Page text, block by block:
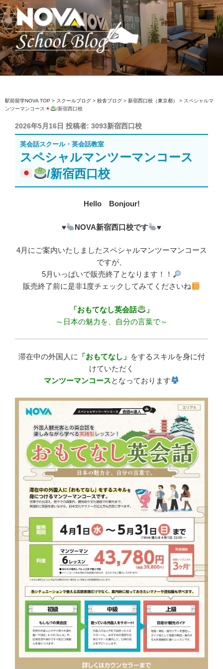
コ
ン
テ
ン
ツ
へ
ス
ッ
プ
駅前留学NOVA【公式】スクールブロ
英会話スクール・英会話教室
駅前留学NOVA TOP > スクールブログ > 校舎ブログ > 新宿西口校（東京都） > スペシャルマ
ンツーマンコース
/新宿西口校
投
稿
日:
2026年5月16日 投稿者: 3093新宿西口校
英会話スクール・英会話教室
スペシャルマンツーマンコース
/新宿西口校
Hello Bonjour!
♥ NOVA新宿西口校です ♥
4月にご案内いたしましたスペシャルマンツーマンコース
ですが、
5月いっぱいで販売終了となります！！
販売終了前に是非1度チェックしてみてくださいね
「おもてなし英会話
」
～日本の魅力を、自分の言葉で～
滞在中の外国人に 「おもてなし」 をするスキルを身に付
けていただく
マンツーマンコースとなっております